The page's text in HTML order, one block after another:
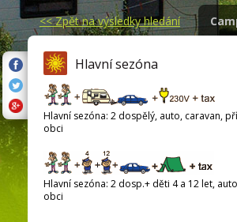
<<Zpět na výsledky hledání
Hlavní sezóna
Hlavní sezóna: 2 dospělý, auto, caravan,
obci
Hlavní sezóna: 2 dosp.+ děti 4 a 12 let,
obci